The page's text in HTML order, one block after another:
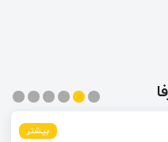
بیشتر
بیشتر
بیشتر
بیشتر
بیشتر
بیشتر